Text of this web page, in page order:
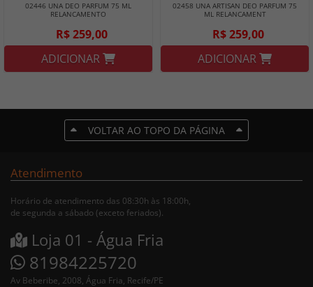
02446 UNA DEO PARFUM 75 ML
RELANCAMENTO
R$ 259,00
ADICIONAR
02458 UNA ARTISAN DEO PARFUM 75
ML RELANCAMENT
R$ 259,00
ADICIONAR
VOLTAR AO TOPO DA PÁGINA
Atendimento
Horário de atendimento das 08:30h às 18:00h,
de segunda a sábado (exceto feriados).
Loja 01 - Água Fria
81984225720
Av Beberibe, 2008, Água Fria, Recife/PE